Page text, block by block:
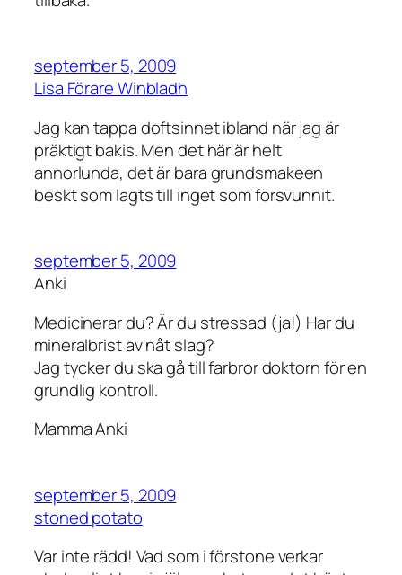
september 5, 2009
Lisa Förare Winbladh
Jag kan tappa doftsinnet ibland när jag är
präktigt bakis. Men det här är helt
annorlunda, det är bara grundsmakeen
beskt som lagts till inget som försvunnit.
september 5, 2009
Anki
Medicinerar du? Är du stressad (ja!) Har du
mineralbrist av nåt slag?
Jag tycker du ska gå till farbror doktorn för en
grundlig kontroll.
Mamma Anki
september 5, 2009
stoned potato
Var inte rädd! Vad som i förstone verkar